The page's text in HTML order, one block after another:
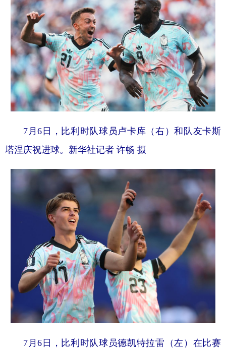
7月6日，比利时队球员卢卡库（右）和队友卡斯
塔涅庆祝进球。新华社记者 许畅 摄
7月6日，比利时队球员德凯特拉雷（左）在比赛